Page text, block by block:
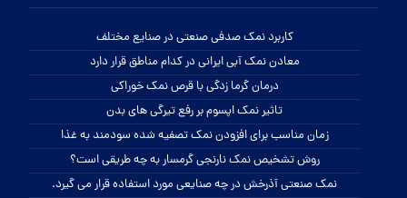
کاربرد نمک صدفی صنعتی در صنایع مختلف
معادن نمک آبی ایرانی در کدام مناطق قرار دارد
درمان گرما زدگی با قرص نمک خوراکی
تاثیر نمک اپسوم بر رفع تیرگی های بدن
زمان مناسب برای افزودن نمک تصفیه شده سودمند به غذا
روش تشخیص نمک نارنجی گرمسار به چه طریقی است؟
نمک صنعتی آذرخش در چه صنایعی مورد استفاده قرار می گیرد.